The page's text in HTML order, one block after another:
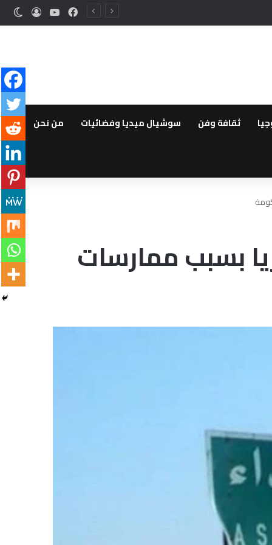
فيسبوك‫YouTube
تسجيل
ثقافة وفن سوشيال ميديا وفضائيات من نحن
بسبب ممارسات